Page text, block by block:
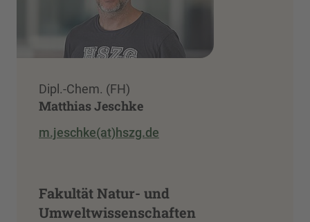
Dipl.-Chem. (FH)
Matthias Jeschke
m.jeschke(at)hszg.de
Fakultät Natur- und
Umweltwissenschaften